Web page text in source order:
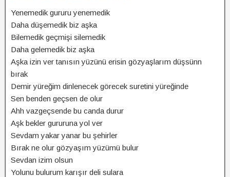
Yenemedik gururu yenemedik
Daha düşemedik biz aşka
Bilemedik geçmişi silemedik
Daha gelemedik biz aşka
Aşka izin ver tanısın yüzünü erisin gözyaşlarım düşsünn
bırak
Demir yüreğim dinlenecek görecek suretini yüreğinde
Sen benden geçsen de olur
Ahh vazgeçsende bu canda durur
Aşk bekler gururuna yol ver
Sevdam yakar yanar bu şehirler
Bırak ne olur gözyaşım yüzümü bulur
Sevdan izim olsun
Yolunu bulurum karışır deli sulara